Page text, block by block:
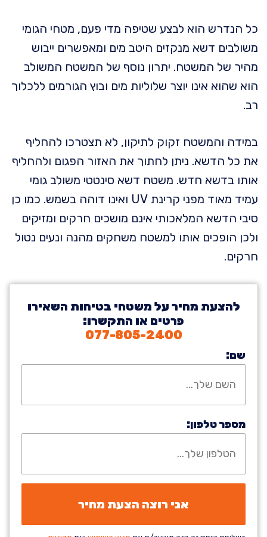
כל הנדרש הוא לבצע שטיפה מדי פעם, מטחי הגומי
משולבים דשא מנקזים היטב מים ומאפשרים ייבוש
מהיר של המשטח. יתרון נוסף של המשטח המשולב
הוא שהוא אינו יוצר שלוליות מים ובוץ הגורמים ללכלוך
רב.
במידה והמשטח זקוק לתיקון, לא תצטרכו להחליף
את כל הדשא. ניתן לחתוך את האזור הפגום ולהחליף
אותו בדשא חדש. משטח דשא סינטטי משולב גומי
עמיד מאוד מפני קרינת UV ואינו דוהה בשמש. כמו כן
סיבי הדשא המלאכותי אינם מושכים חרקים ומזיקים
ולכן הופכים אותו למשטח משחקים מהנה ונעים נטול
חרקים.
להצעת מחיר על משטחי בטיחות השאירו
פרטים או התקשרו:
077-805-2400
שם:
מספר טלפון: